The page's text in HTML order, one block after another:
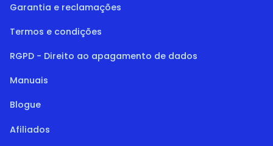
Garantia e reclamações
Termos e condições
RGPD - Direito ao apagamento de dados
Manuais
Blogue
Afiliados